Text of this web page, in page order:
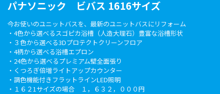
パナソニック ビバス 1616サイズ
今お使いのユニットバスを、最新のユニットバスにリフォーム
・4色から選べるスゴピカ浴槽（人造大理石）豊富な浴槽形状
・３色から選べる3Dプロテクトクリーンフロア
・4柄から選べる浴槽エプロン
・24色から選べるプレミアム壁全面張り
・くつろぎ倍増ライトアップカウンター
・調色機能付きフラットラインLED照明
・１６２1サイズの場合 １，６３２，０００円